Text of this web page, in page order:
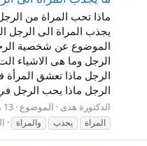
ماذا تحب المراة من
يجذب المراة الى الرجل
الموضوع عن شخصية
الرجل وما هى الاشياء
الرجل ماذا تعشق
الرجل ماذا يحب الرجل
الدكتورة هدى الموضوع 13 مارس 2016
المراة
يجذب والمراة